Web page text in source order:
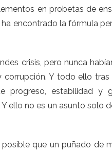
en probetas de
encontrado la fórmula
crisis, pero nunca
Y todo ello
progreso, estabilidad y
ello no es un asunto solo
que un puñado de